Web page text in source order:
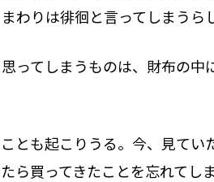
わりは徘徊と言ってしまうら
ってしまうものは、財布の
とも起こりうる。今、見て
ら買ってきたことを忘れて